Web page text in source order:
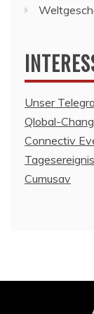
Unser
Qlobal-
Connectiv
Tagesereignis
Cumusav